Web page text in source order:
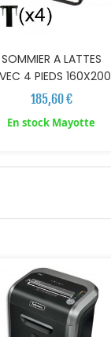
SOMMIER A LATTES
4 PIEDS 160X200
185,60 €
En stock Mayotte